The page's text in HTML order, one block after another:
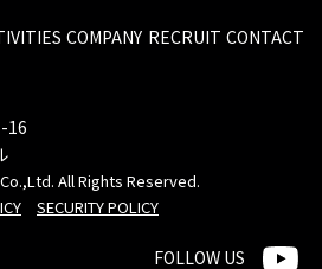
COMPANY RECRUIT CONTACT
16
All Rights Reserved.
SECURITY POLICY
FOLLOW US